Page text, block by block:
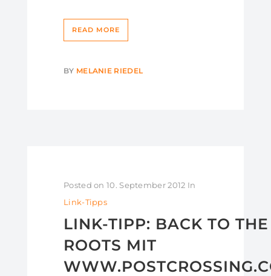
READ MORE
BY MELANIE RIEDEL
Posted on 10. September 2012 In
Link-Tipps
LINK-TIPP: BACK TO THE
ROOTS MIT